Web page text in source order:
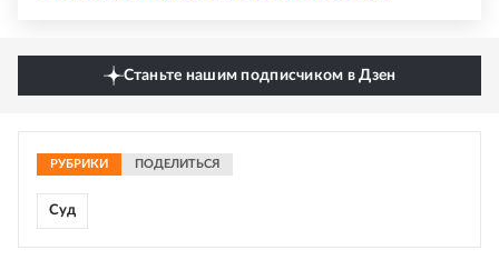
Станьте нашим подписчиком в Дзен
РУБРИКИ ПОДЕЛИТЬСЯ
Суд